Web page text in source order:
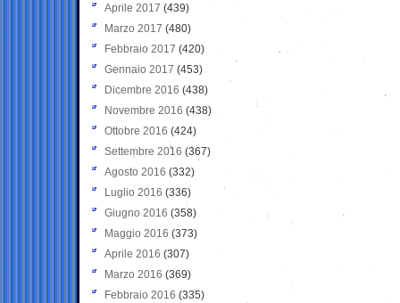
Aprile 2017 (439)
Marzo 2017 (480)
Febbraio 2017 (420)
Gennaio 2017 (453)
Dicembre 2016 (438)
Novembre 2016 (438)
Ottobre 2016 (424)
Settembre 2016 (367)
Agosto 2016 (332)
Luglio 2016 (336)
Giugno 2016 (358)
Maggio 2016 (373)
Aprile 2016 (307)
Marzo 2016 (369)
Febbraio 2016 (335)